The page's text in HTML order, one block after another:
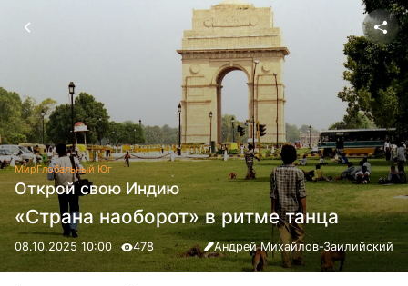
МирГлобальный Юг
Открой свою Индию
«Страна наоборот» в ритме танца
08.10.2025 10:00 478 Андрей Михайлов-Заилийский